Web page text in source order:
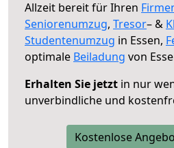
Allzeit bereit für Ihren
Seniorenumzug, Tresor– &
Studentenumzug in Essen,
optimale Beiladung von
Erhalten Sie jetzt in nur
unverbindliche und
Kostenlose